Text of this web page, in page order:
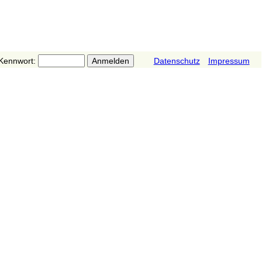
Datenschutz Impressum